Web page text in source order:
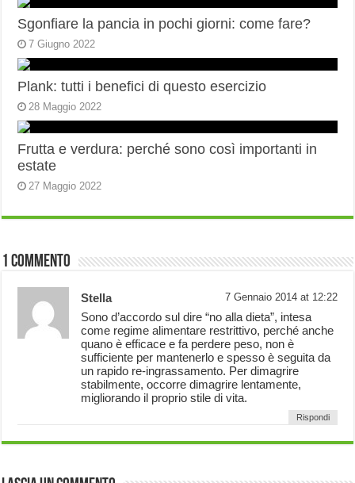
Sgonfiare la pancia in pochi giorni: come fare?
7 Giugno 2022
Plank: tutti i benefici di questo esercizio
28 Maggio 2022
Frutta e verdura: perché sono così importanti in
estate
27 Maggio 2022
1 Commento
Stella 7 Gennaio 2014 at 12:22
Sono d’accordo sul dire “no alla dieta”, intesa
come regime alimentare restrittivo, perché anche
quano è efficace e fa perdere peso, non è
sufficiente per mantenerlo e spesso è seguita da
un rapido re-ingrassamento. Per dimagrire
stabilmente, occorre dimagrire lentamente,
migliorando il proprio stile di vita.
Rispondi